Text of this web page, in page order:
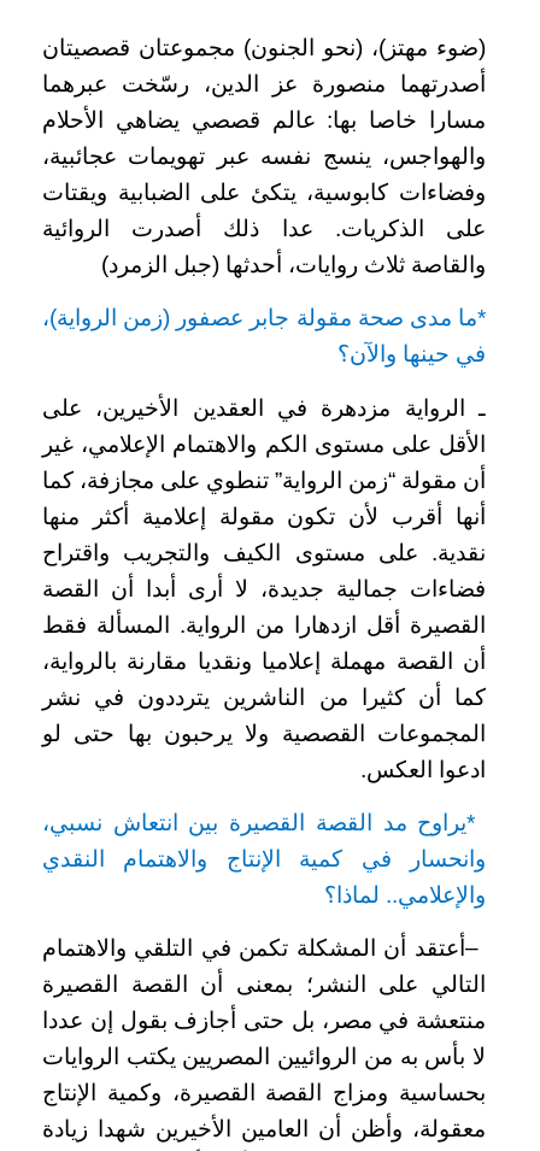
(ضوء مهتز)، (نحو الجنون) مجموعتان قصصيتان
أصدرتهما منصورة عز الدين، رسّخت عبرهما
مسارا خاصا بها: عالم قصصي يضاهي الأحلام
والهواجس، ينسج نفسه عبر تهويمات عجائبية،
وفضاءات كابوسية، يتكئ على الضبابية ويقتات
على الذكريات. عدا ذلك أصدرت الروائية
والقاصة ثلاث روايات، أحدثها (جبل الزمرد)
*ما مدى صحة مقولة جابر عصفور (زمن الرواية)،
في حينها والآن؟
ـ الرواية مزدهرة في العقدين الأخيرين، على
الأقل على مستوى الكم والاهتمام الإعلامي، غير
أن مقولة “زمن الرواية” تنطوي على مجازفة، كما
أنها أقرب لأن تكون مقولة إعلامية أكثر منها
نقدية. على مستوى الكيف والتجريب واقتراح
فضاءات جمالية جديدة، لا أرى أبدا أن القصة
القصيرة أقل ازدهارا من الرواية. المسألة فقط
أن القصة مهملة إعلاميا ونقديا مقارنة بالرواية،
كما أن كثيرا من الناشرين يترددون في نشر
المجموعات القصصية ولا يرحبون بها حتى لو
ادعوا العكس.
*يراوح مد القصة القصيرة بين انتعاش نسبي،
وانحسار في كمية الإنتاج والاهتمام النقدي
والإعلامي.. لماذا؟
– أعتقد أن المشكلة تكمن في التلقي والاهتمام
التالي على النشر؛ بمعنى أن القصة القصيرة
منتعشة في مصر، بل حتى أجازف بقول إن عددا
لا بأس به من الروائيين المصريين يكتب الروايات
بحساسية ومزاج القصة القصيرة، وكمية الإنتاج
معقولة، وأظن أن العامين الأخيرين شهدا زيادة